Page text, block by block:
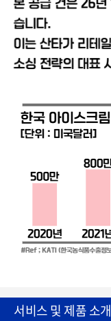
서비스 및 제품 소개